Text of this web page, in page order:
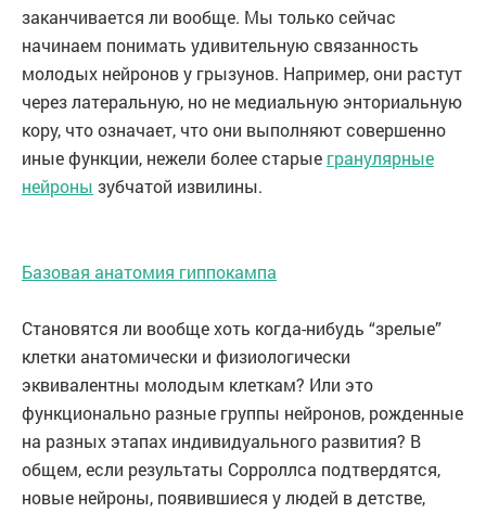
заканчивается ли вообще. Мы только сейчас
начинаем понимать удивительную связанность
молодых нейронов у грызунов. Например, они растут
через латеральную, но не медиальную энториальную
кору, что означает, что они выполняют совершенно
иные функции, нежели более старые гранулярные
нейроны зубчатой извилины.
Базовая анатомия гиппокампа
Становятся ли вообще хоть когда-нибудь “зрелые”
клетки анатомически и физиологически
эквивалентны молодым клеткам? Или это
функционально разные группы нейронов, рожденные
на разных этапах индивидуального развития? В
общем, если результаты Сорроллса подтвердятся,
новые нейроны, появившиеся у людей в детстве,